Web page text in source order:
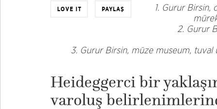
LOVE IT PAYLAŞ
1. Gurur Birsin,
2. Gurur
​3. Gurur Birsin, müze museum,
Heideggerci bir
varoluş